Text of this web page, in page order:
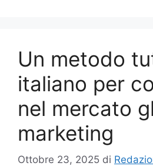
Un metodo
italiano per
nel mercato
marketing
Ottobre 23, 2025 di